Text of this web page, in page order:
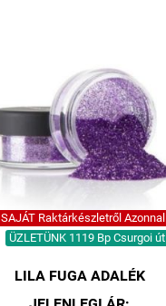
SAJÁT Raktárkészletről Azonnal
ÜZLETÜNK 1119 Bp Csurgoi út
LILA FUGA ADALÉK